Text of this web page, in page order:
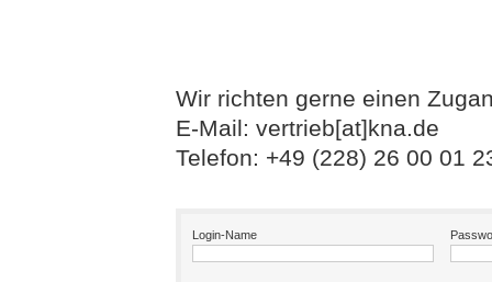
Wir richten gerne einen
E-Mail: vertrieb[at]kna.de
Telefon: +49 (228) 26 00 01
Login-Name